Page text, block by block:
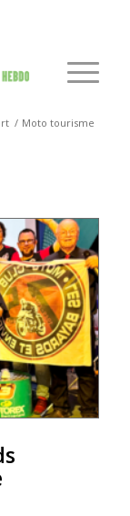
/ Moto tourisme